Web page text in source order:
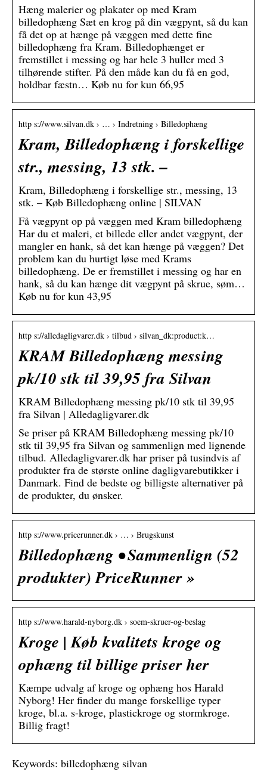
Hæng malerier og plakater op med Kram
billedophæng Sæt en krog på din vægpynt, så du kan
få det op at hænge på væggen med dette fine
billedophæng fra Kram. Billedophænget er
fremstillet i messing og har hele 3 huller med 3
tilhørende stifter. På den måde kan du få en god,
holdbar fæstn… Køb nu for kun 66,95
http s://www.silvan.dk › … › Indretning › Billedophæng
Kram, Billedophæng i forskellige
str., messing, 13 stk. –
Kram, Billedophæng i forskellige str., messing, 13
stk. – Køb Billedophæng online | SILVAN
Få vægpynt op på væggen med Kram billedophæng
Har du et maleri, et billede eller andet vægpynt, der
mangler en hank, så det kan hænge på væggen? Det
problem kan du hurtigt løse med Krams
billedophæng. De er fremstillet i messing og har en
hank, så du kan hænge dit vægpynt på skrue, søm…
Køb nu for kun 43,95
http s://alledagligvarer.dk › tilbud › silvan_dk:product:k…
KRAM Billedophæng messing
pk/10 stk til 39,95 fra Silvan
KRAM Billedophæng messing pk/10 stk til 39,95
fra Silvan | Alledagligvarer.dk
Se priser på KRAM Billedophæng messing pk/10
stk til 39,95 fra Silvan og sammenlign med lignende
tilbud. Alledagligvarer.dk har priser på tusindvis af
produkter fra de største online dagligvarebutikker i
Danmark. Find de bedste og billigste alternativer på
de produkter, du ønsker.
http s://www.pricerunner.dk › … › Brugskunst
Billedophæng • Sammenlign (52
produkter) PriceRunner »
http s://www.harald-nyborg.dk › soem-skruer-og-beslag
Kroge | Køb kvalitets kroge og
ophæng til billige priser her
Kæmpe udvalg af kroge og ophæng hos Harald
Nyborg! Her finder du mange forskellige typer
kroge, bl.a. s-kroge, plastickroge og stormkroge.
Billig fragt!
Keywords: billedophæng silvan